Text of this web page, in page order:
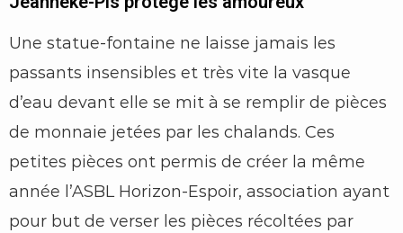
Une statue-fontaine ne laisse jamais les
passants insensibles et très vite la vasque
d’eau devant elle se mit à se remplir de pièces
de monnaie jetées par les chalands. Ces
petites pièces ont permis de créer la même
année l’ASBL Horizon-Espoir, association ayant
pour but de verser les pièces récoltées par